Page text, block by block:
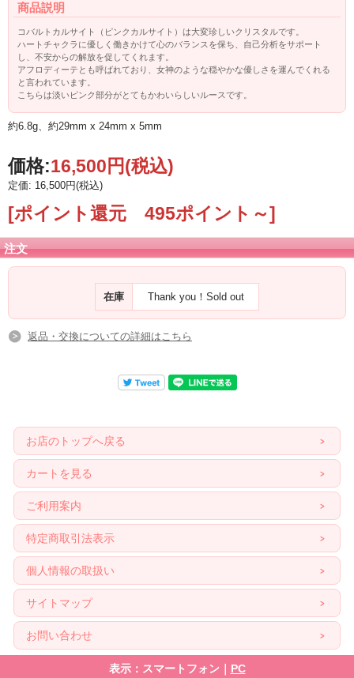
商品説明
コバルトカルサイト（ピンクカルサイト）は大変珍しいクリスタルです。
ハートチャクラに優しく働きかけて心のバランスを保ち、自己分析をサポート
し、不安からの解放を促してくれます。
アフロディーテとも呼ばれており、女神のような穏やかな優しさを運んでくれる
と言われています。
こちらは淡いピンク部分がとてもかわいらしいルースです。
約6.8g、約29mm x 24mm x 5mm
価格:16,500円(税込)
定価: 16,500円(税込)
[ポイント還元 495ポイント～]
注文
在庫 Thank you！Sold out
返品・交換についての詳細はこちら
お店のトップへ戻る
カートを見る
ご利用案内
特定商取引法表示
個人情報の取扱い
サイトマップ
お問い合わせ
表示：スマートフォン｜ PC